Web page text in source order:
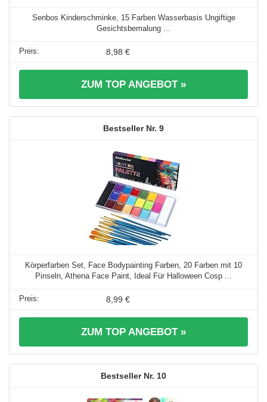
Senbos Kinderschminke, 15 Farben Wasserbasis Ungiftige
Gesichtsbemalung ...
8,98 €
ZUM TOP ANGEBOT »
9
Körperfarben Set, Face Bodypainting Farben, 20 Farben mit 10
Pinseln, Athena Face Paint, Ideal Für Halloween Cosp ...
8,99 €
ZUM TOP ANGEBOT »
10